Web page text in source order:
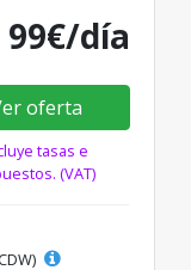
99€/día
oferta
tasas e
(VAT)